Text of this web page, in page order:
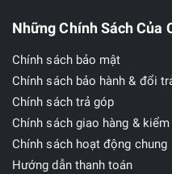
lớn cùng hiệu năng mượt
nên thú vị hơn bao giờ hết.
Những Chính Sách Của
Chính sách bảo mật
Chính sách bảo hành & đổi
Chính sách trả góp
Chính sách giao hàng & kiểm
Chính sách hoạt động chung
Hướng dẫn thanh toán